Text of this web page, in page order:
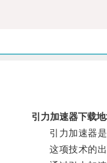
引力加速器下载
引力加速器是
这项技术的出